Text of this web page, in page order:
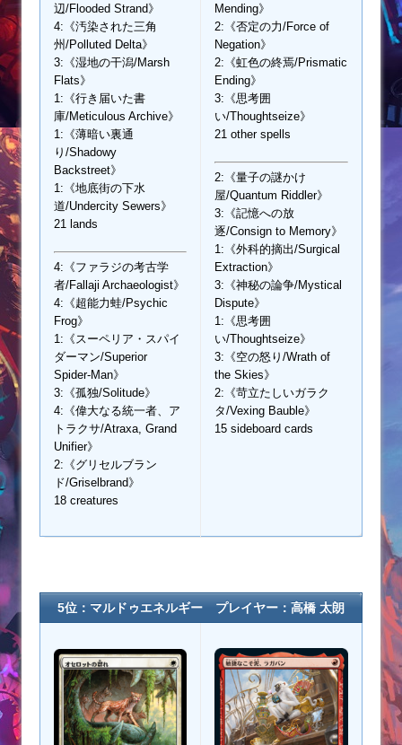
辺/Flooded Strand》
4:《汚染された三角
州/Polluted Delta》
3:《湿地の干潟/Marsh
Flats》
1:《行き届いた書
庫/Meticulous Archive》
1:《薄暗い裏通
り/Shadowy
Backstreet》
1:《地底街の下水
道/Undercity Sewers》
21 lands
4:《ファラジの考古学
者/Fallaji Archaeologist》
4:《超能力蛙/Psychic
Frog》
1:《スーペリア・スパイ
ダーマン/Superior
Spider-Man》
3:《孤独/Solitude》
4:《偉大なる統一者、ア
トラクサ/Atraxa, Grand
Unifier》
2:《グリセルブラン
ド/Griselbrand》
18 creatures
Mending》
2:《否定の力/Force of
Negation》
2:《虹色の終焉/Prismatic
Ending》
3:《思考囲
い/Thoughtseize》
21 other spells
2:《量子の謎かけ
屋/Quantum Riddler》
3:《記憶への放
逐/Consign to Memory》
1:《外科的摘出/Surgical
Extraction》
3:《神秘の論争/Mystical
Dispute》
1:《思考囲
い/Thoughtseize》
3:《空の怒り/Wrath of
the Skies》
2:《苛立たしいガラク
タ/Vexing Bauble》
15 sideboard cards
5位：マルドゥエネルギー プレイヤー：高橋 太朗